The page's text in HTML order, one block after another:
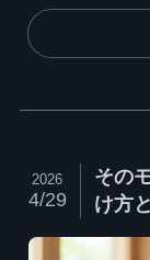
その
け方
2026
4/29